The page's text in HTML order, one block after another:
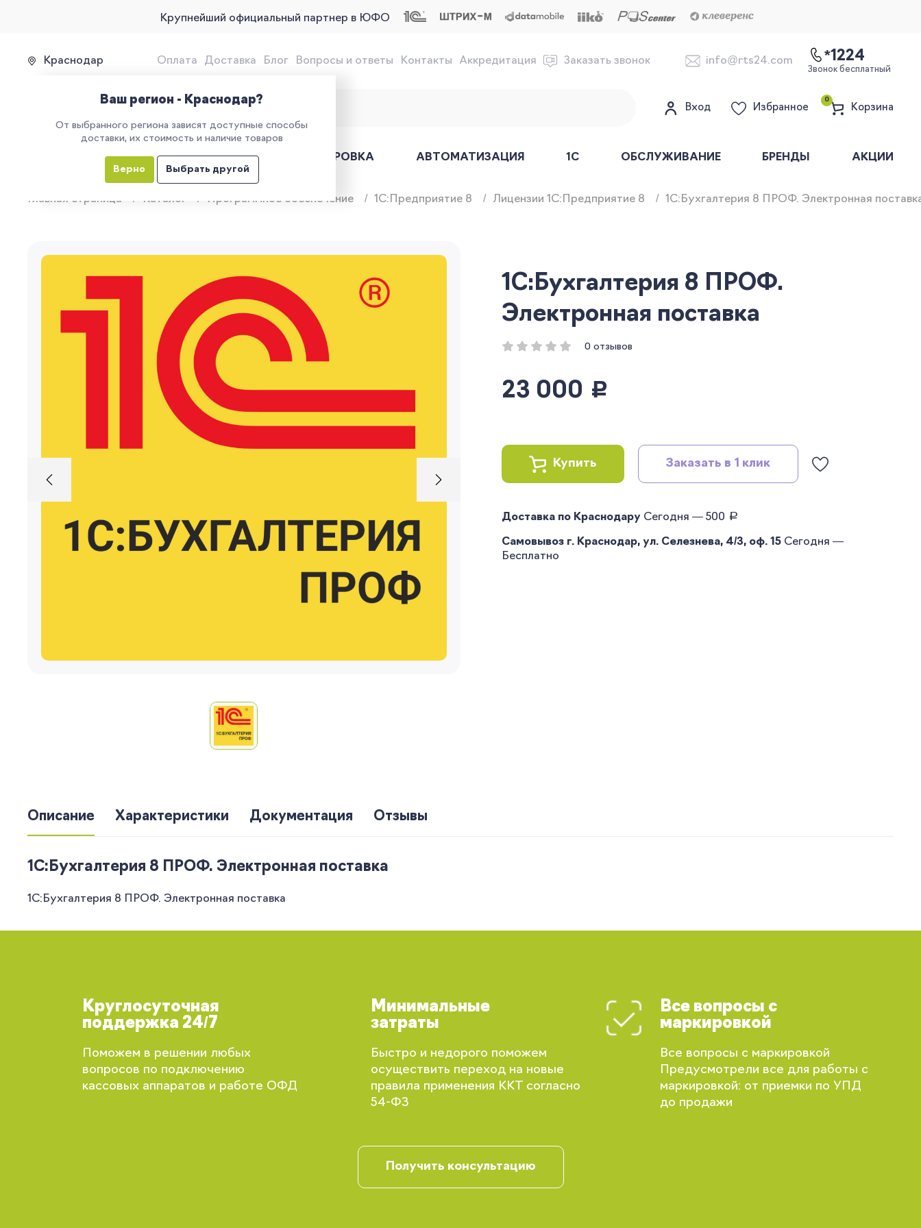
Крупнейший официальный партнер в ЮФО
Краснодар Оплата Доставка Блог Вопросы и ответы Контакты Аккредитация Заказать звонок info@rts24.com *1224
Звонок бесплатный
Продажа, подключение и обслуживание онлайн-касс
Вход Избранное
0
Корзина
УСЛУГИ ЕГАИС МАРКИРОВКА АВТОМАТИЗАЦИЯ 1С ОБСЛУЖИВАНИЕ БРЕНДЫ АКЦИИ
Главная страница Каталог Программное обеспечение 1C:Предприятие 8 Лицензии 1С:Предприятие 8 1С:Бухгалтерия 8 ПРОФ. Электронная
1С:Бухгалтерия 8 ПРОФ.
Электронная поставка
0 отзывов
23 000 руб.
Купить Заказать в 1 клик
Доставка по Краснодару Сегодня — 500 руб.
Самовывоз г. Краснодар, ул. Селезнева, 4/3, оф. 15 Сегодня —
Бесплатно
Описание Характеристики Документация Отзывы
1С:Бухгалтерия 8 ПРОФ. Электронная поставка
1С:Бухгалтерия 8 ПРОФ. Электронная поставка
Круглосуточная
поддержка 24/7
Поможем в решении любых
вопросов по подключению
кассовых аппаратов и работе ОФД
Минимальные
затраты
Быстро и недорого поможем
осуществить переход на новые
правила применения ККТ согласно
54-ФЗ
Все вопросы с
маркировкой
Все вопросы с маркировкой
Предусмотрели все для работы с
маркировкой: от приемки по УПД
до продажи
Получить консультацию
Вы сможете отслеживать статус своих
Ваш регион - Краснодар?
От выбранного региона зависят доступные способы
доставки, их стоимость и наличие товаров
Верно Выбрать другой